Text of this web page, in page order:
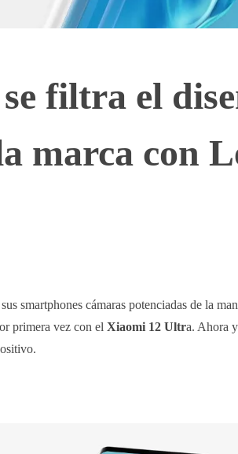
filtra el
marca con
smartphones cámaras potenciadas de la
primera vez con el Xiaomi 12 Ultra. Ahora